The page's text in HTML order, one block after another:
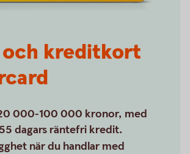
kreditkort
000-100 000 kronor, med
dagars räntefri kredit.
när du handlar med